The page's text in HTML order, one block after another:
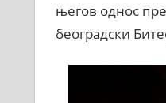
његов однос
београдски